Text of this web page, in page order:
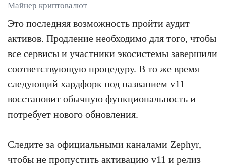
Майнер криптовалют
Это последняя возможность пройти аудит
активов. Продление необходимо для того, чтобы
все сервисы и участники экосистемы завершили
соответствующую процедуру. В то же время
следующий хардфорк под названием v11
восстановит обычную функциональность и
потребует нового обновления.
Следите за официальными каналами Zephyr,
чтобы не пропустить активацию v11 и релиз